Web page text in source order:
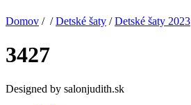
Domov / /Detské šaty /Detské šaty 2023
3427
Designed by salonjudith.sk